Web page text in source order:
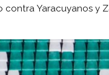
Yaracuyanos y